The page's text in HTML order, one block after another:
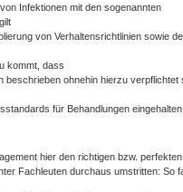
Infektionen mit den sogenannten
von Verhaltensrichtlinien sowie
kommt, dass
beschrieben ohnehin hierzu verpflichtet
für Behandlungen
hier den richtigen bzw. perfekten
Fachleuten durchaus umstritten: So